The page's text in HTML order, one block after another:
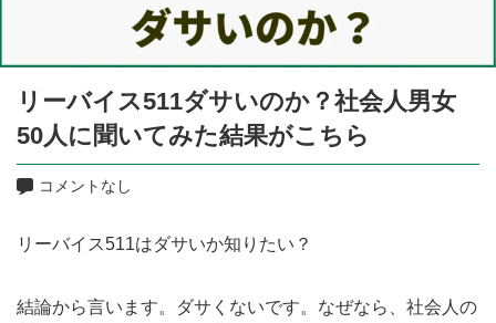
リーバイス511ダサいのか？社会人男女
50人に聞いてみた結果がこちら
コメントなし
リーバイス511はダサいか知りたい？
結論から言います。ダサくないです。なぜなら、社会人の